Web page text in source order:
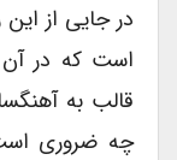
در جایی از این
است که در آن
قالب به
چه ضروری